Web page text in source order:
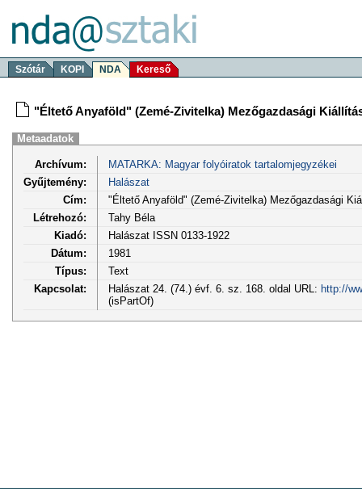
Szótár KOPI NDA Kereső
"Éltető Anyaföld" (Zemé-Zivitelka) Mezőgazdasági
Metaadatok
Archívum:
MATARKA: Magyar folyóiratok tartalomjegyzékei
Gyűjtemény:
Halászat
Cím:
"Éltető Anyaföld" (Zemé-Zivitelka) Mezőgazdasági
Létrehozó:
Tahy Béla
Kiadó:
Halászat ISSN 0133-1922
Dátum:
1981
Típus:
Text
Kapcsolat:
Halászat 24. (74.) évf. 6. sz. 168. oldal URL: http://
(isPartOf)